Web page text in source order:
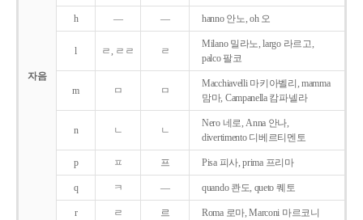
자음
h ― ― hanno 안노, oh 오
l ㄹ, ㄹㄹ ㄹ
Milano 밀라노, largo 라르고,
palco 팔코
m ㅁ ㅁ
Macchiavelli 마키아벨리, mamma
맘마, Campanella 캄파넬라
n ㄴ ㄴ
Nero 네로, Anna 안나,
divertimento 디베르티멘토
p ㅍ 프 Pisa 피사, prima 프리마
q ㅋ ― quando 콴도, queto 퀘토
r ㄹ 르 Roma 로마, Marconi 마르코니